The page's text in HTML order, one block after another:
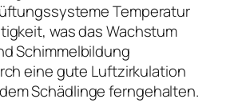
Temperatur
was das Wachstum
Schimmelbildung
eine gute Luftzirkulation
Schädlinge ferngehalten.